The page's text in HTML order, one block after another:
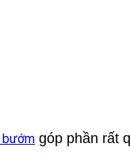
bướm góp phần rất